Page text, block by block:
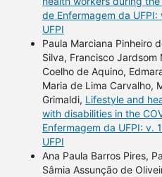
de Enfermagem da
UFPI
Paula Marciana Pinheiro
Silva, Francisco Jardsom
Coelho de Aquino,
Maria de Lima Carvalho,
Grimaldi, Lifestyle and
with disabilities in the
Enfermagem da UFPI: v.
UFPI
Ana Paula Barros Pires,
Sâmia Assunção de